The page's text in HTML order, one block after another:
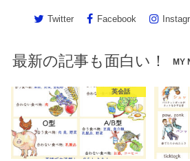
Twitter Facebook
最新の記事も面白い！ MY
英会話